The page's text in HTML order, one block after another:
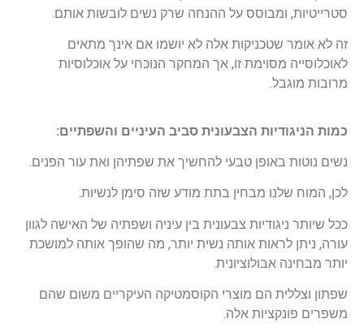
ומבוסס על ההנחה שרק נשים לובשות אותם.
שטכניקות אלה לא יושמו אם אינך מתאים
מסוימת זו, אך המחקר הנוכחי על אוכלוסיות
הצבעונית סביב העיניים והשפתיים:
באופן טבעי להחשיך את שפתיהן ואת עור הפנים.
שלנו מבחין בתת מודע שזה סימן לנשיות.
צבעונית בין עיניה ושפתיה של האישה לגוון
לראות אותה נשית יותר, מה שהופך אותה למושכת
אבולוציונית.
הם מוצרי הקוסמטיקה העיקריים משום שהם
אלה.